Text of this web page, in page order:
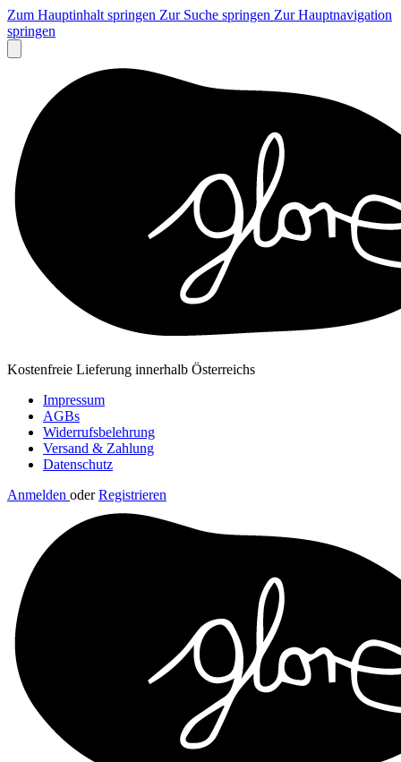
Zum Hauptinhalt springen Zur Suche springen Zur Hauptnavigation
springen
Kostenfreie Lieferung innerhalb Österreichs
Impressum
AGBs
Widerrufsbelehrung
Versand & Zahlung
Datenschutz
Anmelden oder Registrieren